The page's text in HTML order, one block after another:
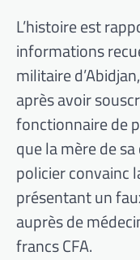
L’histoire est
informations
militaire
après avoir
fonctionnaire de
que la mère de
policier convainc
présentant un
auprès de
francs CFA.